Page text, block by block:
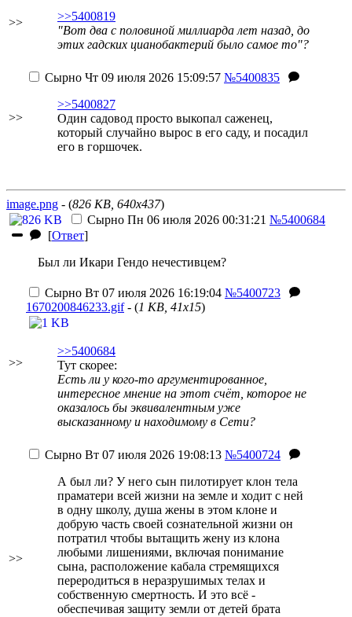
>>
>>5400819
"Вот два с половиной миллиарда лет назад, до
этих гадских цианобактерий было самое то"?
>>
Сырно Чт 09 июля 2026 15:09:57 №5400835
>>5400827
Один садовод просто выкопал саженец,
который случайно вырос в его саду, и посадил
его в горшочек.
image.png - (826 KB, 640x437)
Сырно Пн 06 июля 2026 00:31:21 №5400684
[Ответ]
Был ли Икари Гендо нечестивцем?
>>
Сырно Вт 07 июля 2026 16:19:04 №5400723
1670200846233.gif- (1 KB, 41x15)
>>5400684
Тут скорее:
Есть ли у кого-то аргументированное,
интересное мнение на этот счёт, которое не
оказалось бы эквивалентным уже
высказанному и находимому в Сети?
>>
Сырно Вт 07 июля 2026 19:08:13 №5400724
А был ли? У него сын пилотирует клон тела
праматери всей жизни на земле и ходит с ней
в одну школу, душа жены в этом клоне и
добрую часть своей сознательной жизни он
потратил чтобы вытащить жену из клона
любыми лишениями, включая понимание
сына, расположение кабала стремящихся
переродиться в неразрушимых телах и
собственную смертность. И это всё -
обеспечивая защиту земли от детей брата